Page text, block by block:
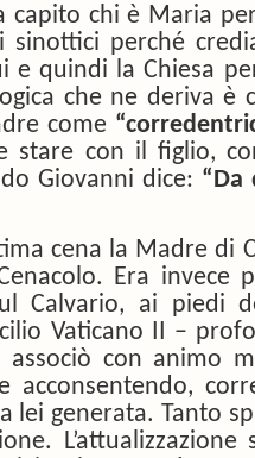
capito chi è Maria
sinottici perché
e quindi la Chiesa
che ne deriva è
come
stare con il figlio,
Giovanni dice: “Da
cena la Madre di
Era invece
Calvario, ai piedi
Vaticano II –
associò con animo
acconsentendo,
lei generata. Tanto